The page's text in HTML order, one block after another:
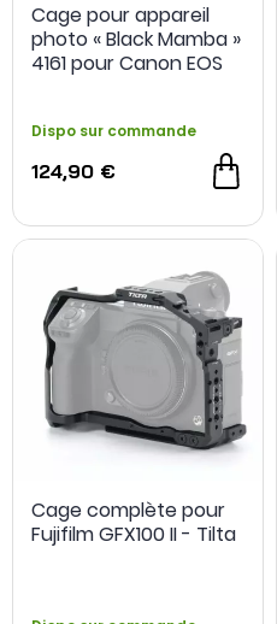
Cage pour appareil
photo « Black Mamba »
4161 pour Canon EOS
Dispo sur commande
124,90 €
Cage complète pour
Fujifilm GFX100 II - Tilta